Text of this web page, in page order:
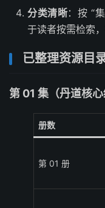
分类清晰：按 “
于读者按需检索，
已整理资源目
第 01 集（丹道核
册数
第 01 册